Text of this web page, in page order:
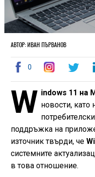
АВТОР: ИВАН ПЪРВАНОВ
0
W indows 11 на
новости,
поддръжка на
източник твърди, че
системните
в това отношение.